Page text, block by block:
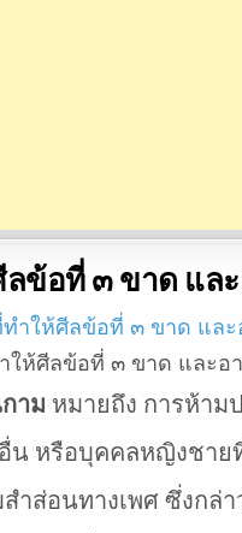
ข้อที่ ๓ ขาด แล
ให้ศีลข้อที่ ๓ ขาด และอ
าม หมายถึง การห้าม
หรือบุคคลหญิงชา
ำส่อนทางเพศ ซึ่งก